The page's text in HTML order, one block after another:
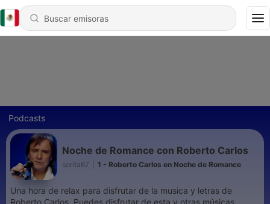
Podcasts
Noche de Romance con Roberto Carlos
sorita67 1 - Roberto Carlos en Noche de Romance
Una hora de relax para disfrutar de la musica y letras de
Roberto Carlos. Puedes disfrutar de esta y otras músicas